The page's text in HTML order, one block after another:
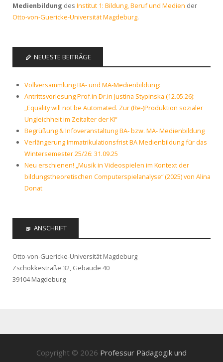
Medienbildung des Institut 1: Bildung, Beruf und Medien der
Otto-von-Guericke-Universität Magdeburg.
NEUESTE BEITRÄGE
Vollversammlung BA- und MA-Medienbildung:
Antrittsvorlesung Prof.in Dr.in Justina Stypinska (12.05.26):
„Equality will not be Automated. Zur (Re-)Produktion sozialer
Ungleichheit im Zeitalter der KI“
Begrüßung & Infoveranstaltung BA- bzw. MA- Medienbildung
Verlängerung Immatrikulationsfrist BA Medienbildung für das
Wintersemester 25/26: 31.09.25
Neu erschienen! „Musik in Videospielen im Kontext der
bildungstheoretischen Computerspielanalyse“ (2025) von Alina
Donat
ANSCHRIFT
Otto-von-Guericke-Universität Magdeburg
Zschokkestraße 32, Gebäude 40
39104 Magdeburg
Copyright © 2026 Professur Pädagogik und